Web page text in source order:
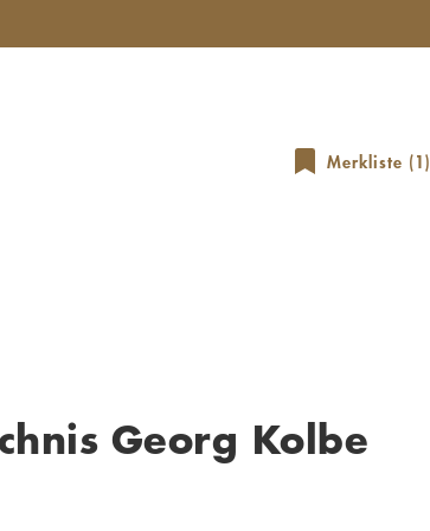
Merkliste (1)
Georg Kolbe